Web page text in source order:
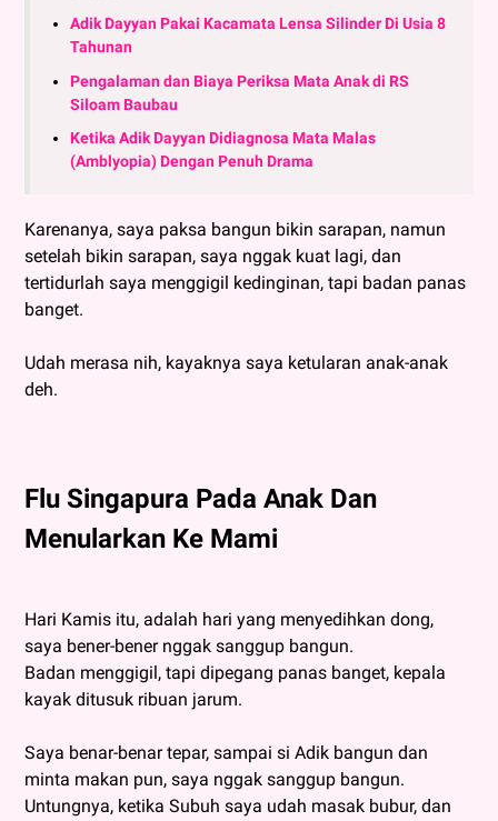
Adik Dayyan Pakai Kacamata Lensa Silinder Di Usia 8
Tahunan
Pengalaman dan Biaya Periksa Mata Anak di RS
Siloam Baubau
Ketika Adik Dayyan Didiagnosa Mata Malas
(Amblyopia) Dengan Penuh Drama
Karenanya, saya paksa bangun bikin sarapan, namun
setelah bikin sarapan, saya nggak kuat lagi, dan
tertidurlah saya menggigil kedinginan, tapi badan panas
banget.
Udah merasa nih, kayaknya saya ketularan anak-anak
deh.
Flu Singapura Pada Anak Dan
Menularkan Ke Mami
Hari Kamis itu, adalah hari yang menyedihkan dong,
saya bener-bener nggak sanggup bangun.
Badan menggigil, tapi dipegang panas banget, kepala
kayak ditusuk ribuan jarum.
Saya benar-benar tepar, sampai si Adik bangun dan
minta makan pun, saya nggak sanggup bangun.
Untungnya, ketika Subuh saya udah masak bubur, dan